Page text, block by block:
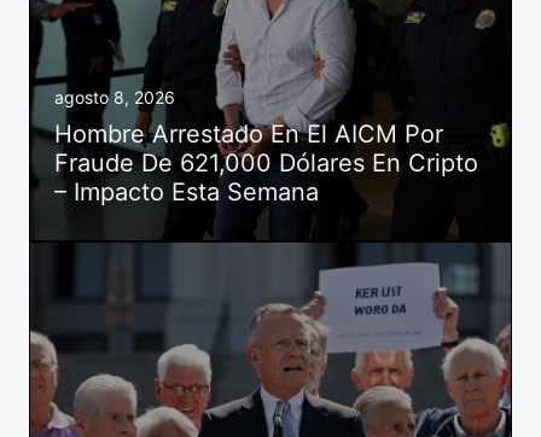
agosto 8, 2026
Hombre Arrestado En El AICM Por
Fraude De 621,000 Dólares En Cripto
– Impacto Esta Semana